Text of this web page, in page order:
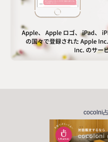
cocolni